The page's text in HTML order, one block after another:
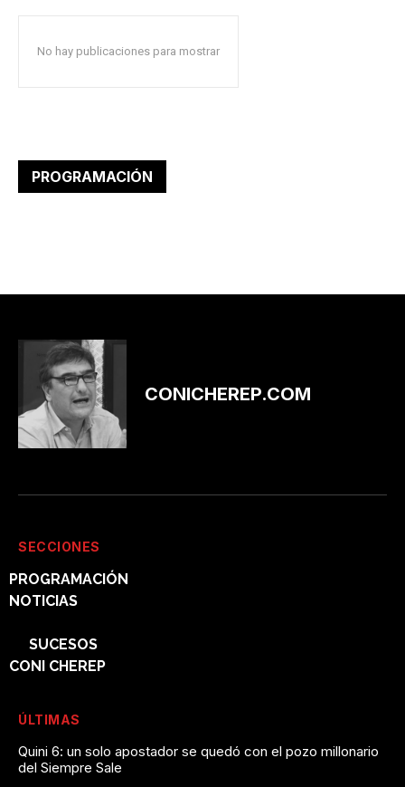
No hay publicaciones para mostrar
PROGRAMACIÓN
CONICHEREP.COM
SECCIONES
PROGRAMACIÓN
NOTICIAS
SUCESOS
CONI CHEREP
ÚLTIMAS
Quini 6: un solo apostador se quedó con el pozo millonario
del Siempre Sale